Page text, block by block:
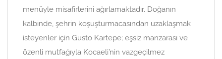
menüyle misafirlerini ağırlamaktadır. Doğanın
kalbinde, şehrin koşuşturmacasından uzaklaşmak
isteyenler için Gusto Kartepe; eşsiz manzarası ve
özenli mutfağıyla Kocaeli’nin vazgeçilmez